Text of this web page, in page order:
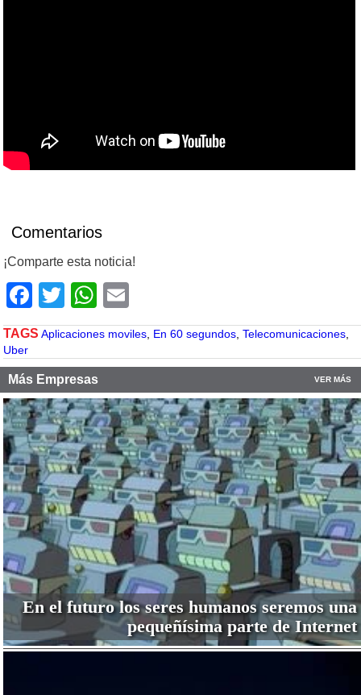
Comentarios
¡Comparte esta noticia!
Facebook
TwitterWhatsApp
TAGS Aplicaciones moviles, En 60 segundos, Telecomunicaciones,
Uber
Más Empresas VER MÁS
En el futuro los seres humanos seremos una
pequeñísima parte de Internet